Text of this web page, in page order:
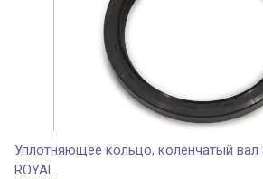
Уплотняющее кольцо, коленчатый вал
ROYAL